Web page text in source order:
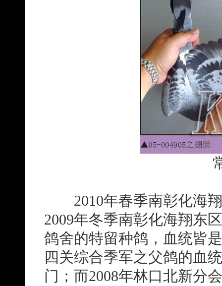
2010年春季南彰化海翔
2009年冬季南彰化海翔东
鸽舍的特留种鸽，血统皆
四关综合季军之父鸽的血
门；而2008年林口北新分